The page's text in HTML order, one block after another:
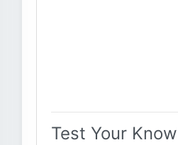
Test Your